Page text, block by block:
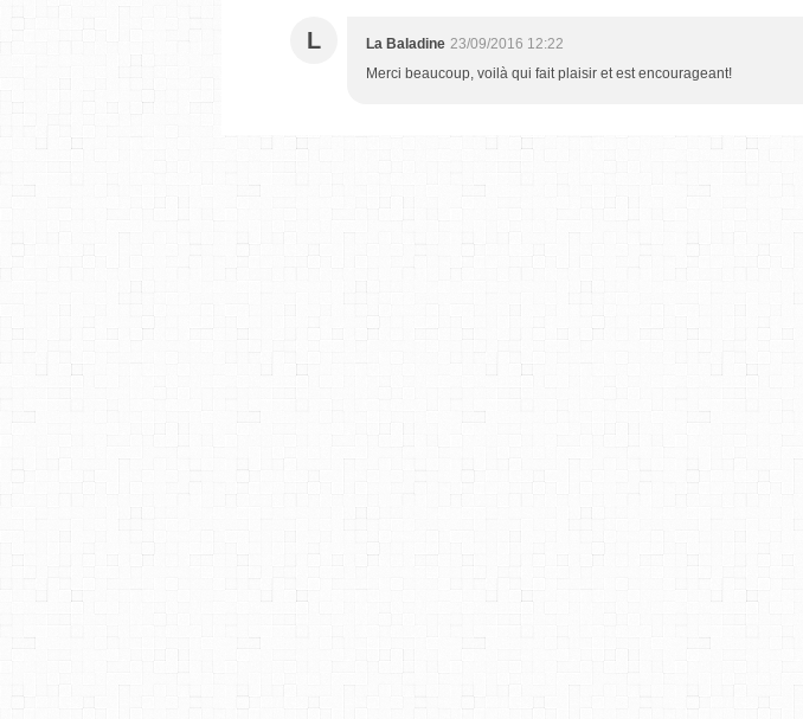
L La Baladine 23/09/2016 12:22
Merci beaucoup, voilà qui fait plaisir et est encourageant!